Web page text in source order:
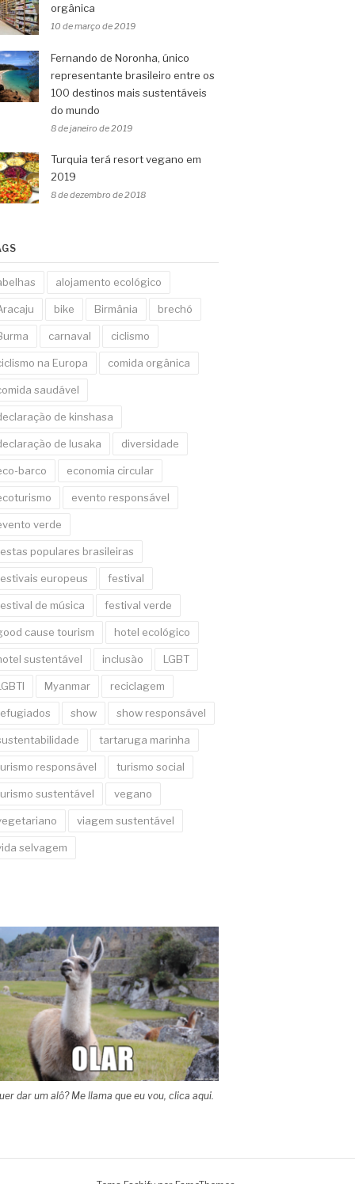
orgânica
10 de março de 2019
Fernando de Noronha, único
representante brasileiro entre os
100 destinos mais sustentáveis
do mundo
8 de janeiro de 2019
Turquia terá resort vegano em
2019
8 de dezembro de 2018
alojamento ecológico
bike Birmânia brechó
carnaval ciclismo
na Europa comida orgânica
saudável
de kinshasa
de lusaka diversidade
barco economia circular
evento responsável
verde
populares brasileiras
europeus festival
de música festival verde
cause tourism hotel ecológico
sustentável inclusão LGBT
Myanmar reciclagem
show show responsável
tartaruga marinha
responsável turismo social
sustentável vegano
viagem sustentável
selvagem
dar um alô? Me llama que eu vou, clica aqui.